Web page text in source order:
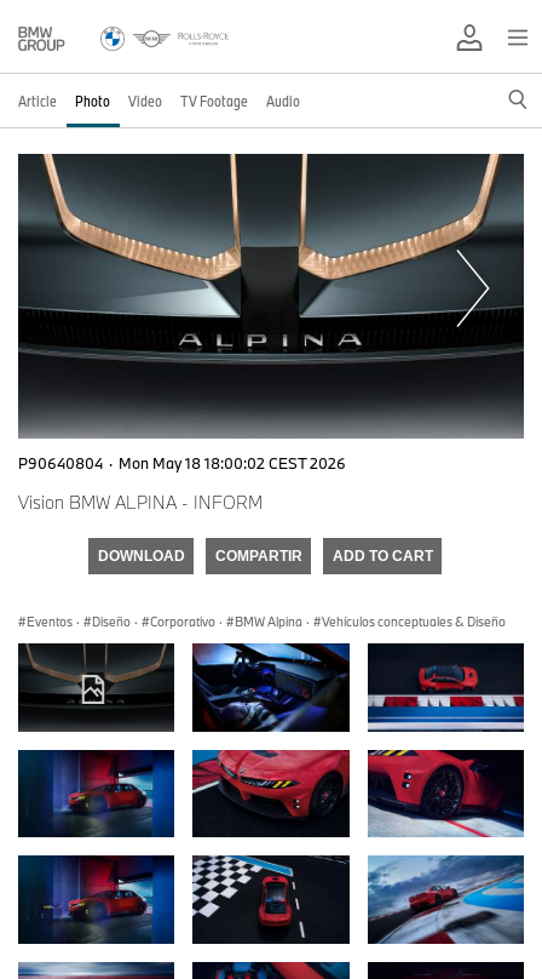
Article Photo Video TV Footage Audio
P90640804 · Mon May 18 18:00:02 CEST 2026
Vision BMW ALPINA - INFORM
DOWNLOAD COMPARTIR ADD TO CART
Eventos · Diseño · Corporativo · BMW Alpina · Vehículos conceptuales & Diseño